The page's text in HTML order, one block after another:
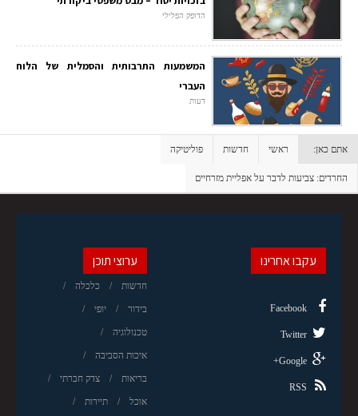
הדופק הפלילי
המשמעות התרבותית והסמלית של הלוח
העברי
דעות
אתם כאן: ראשי חדשות פוליטיקה
החרדים: צביעות לדבר על אפליית מזרחיים
ערוצי תוכן
חדשות כלכלה
בידור יופי
טכנולוגיה
איכות הסביבה
בריאות צדק חברתי
אוכל תיירות
עקבו אחרינו
Facebook
Twitter
Google+
RSS